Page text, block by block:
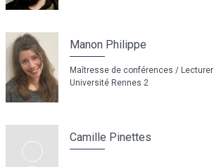
Manon Philippe
Maîtresse de conférences / Lecturer
Université Rennes 2
Camille Pinettes